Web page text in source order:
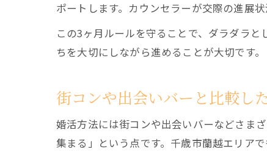
ポートします。カウンセラーが交際の進展
この3ヶ月ルールを守ることで、ダラダラ
ちを大切にしながら進めることが大切です。
街コンや出会いバーと比較し
婚活方法には街コンや出会いバーなどさま
集まる」という点です。千歳市蘭越エリア